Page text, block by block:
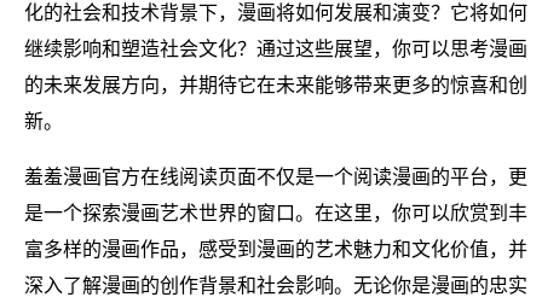
化的社会和技术背景下，漫画将如何发展和演变？它将如何
继续影响和塑造社会文化？通过这些展望，你可以思考漫画
的未来发展方向，并期待它在未来能够带来更多的惊喜和创
新。
羞羞漫画官方在线阅读页面不仅是一个阅读漫画的平台，更
是一个探索漫画艺术世界的窗口。在这里，你可以欣赏到丰
富多样的漫画作品，感受到漫画的艺术魅力和文化价值，并
深入了解漫画的创作背景和社会影响。无论你是漫画的忠实